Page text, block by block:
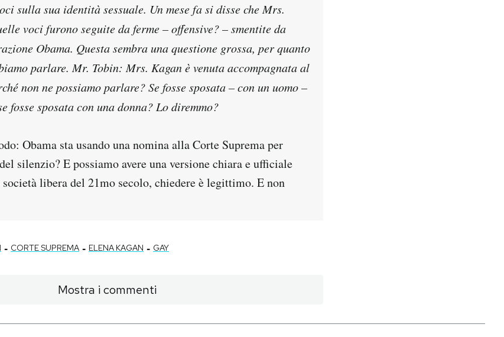
sulla sua identità sessuale. Un mese fa si disse che Mrs.
voci furono seguite da ferme – offensive? – smentite da
Obama. Questa sembra una questione grossa, per quanto
parlare. Mr. Tobin: Mrs. Kagan è venuta accompagnata al
non ne possiamo parlare? Se fosse sposata – con un uomo –
fosse sposata con una donna? Lo diremmo?
Obama sta usando una nomina alla Corte Suprema per
silenzio? E possiamo avere una versione chiara e ufficiale
libera del 21mo secolo, chiedere è legittimo. E non
- CORTE SUPREMA - ELENA KAGAN - GAY
Mostra i commenti